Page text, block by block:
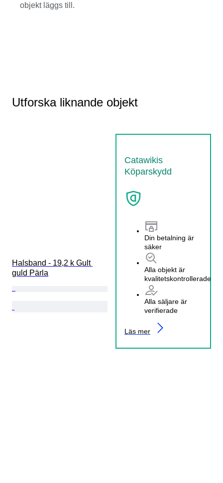
objekt läggs till.
Utforska liknande objekt
Catawikis
Köparskydd
Din betalning är
säker
Alla objekt är
kvalitetskontrollerade
Alla säljare är
verifierade
Läs mer
Halsband - 19,2 k Gult
guld Pärla